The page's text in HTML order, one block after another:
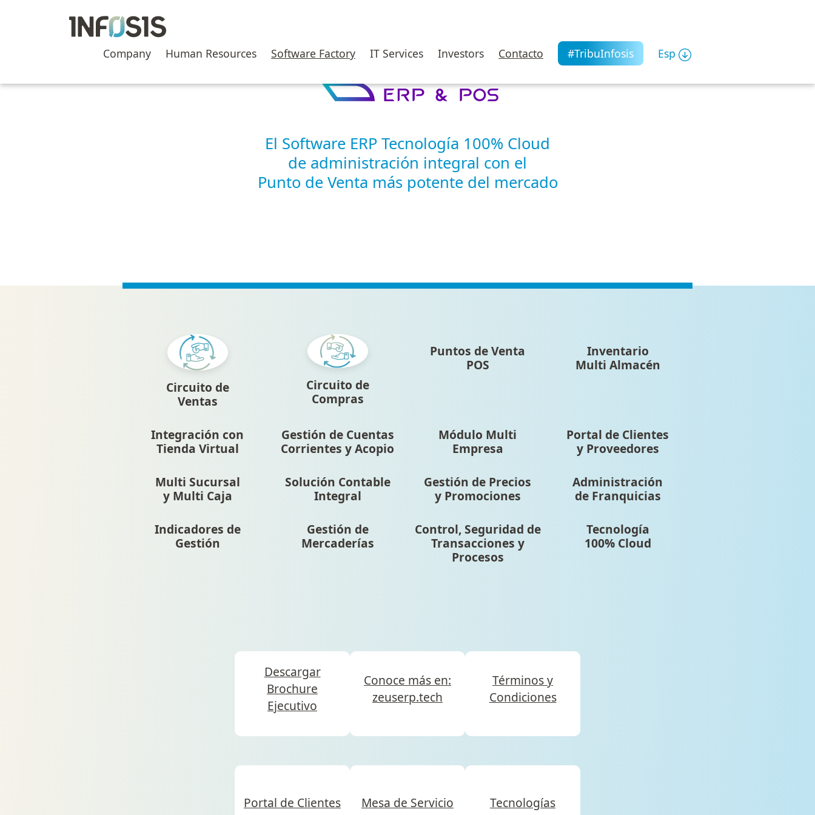
Company Human Resources Software Factory IT Services Investors Contacto #TribuInfosis Esp
El Software ERP Tecnología 100% Cloud
de administración integral con el
Punto de Venta más potente del mercado
Circuito de
Ventas
Circuito de
Compras
Puntos de Venta
POS
Inventario
Multi Almacén
Integración con
Tienda Virtual
Gestión de Cuentas
Corrientes y Acopio
Módulo Multi
Empresa
Portal de Clientes
y Proveedores
Multi Sucursal
y Multi Caja
Solución Contable
Integral
Gestión de Precios
y Promociones
Administración
de Franquicias
Indicadores de
Gestión
Gestión de
Mercaderías
Control, Seguridad de
Transacciones y
Procesos
Tecnología
100% Cloud
Descargar
Brochure
Ejecutivo
Portal de Clientes
Conoce más en:
zeuserp.tech
Mesa de Servicio
Términos y
Condiciones
Tecnologías